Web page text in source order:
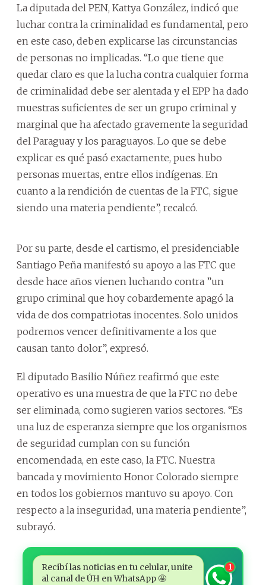
La diputada del PEN, Kattya González, indicó que
luchar contra la criminalidad es fundamental, pero
en este caso, deben explicarse las circunstancias
de personas no implicadas. “Lo que tiene que
quedar claro es que la lucha contra cualquier forma
de criminalidad debe ser alentada y el EPP ha dado
muestras suficientes de ser un grupo criminal y
marginal que ha afectado gravemente la seguridad
del Paraguay y los paraguayos. Lo que se debe
explicar es qué pasó exactamente, pues hubo
personas muertas, entre ellos indígenas. En
cuanto a la rendición de cuentas de la FTC, sigue
siendo una materia pendiente”, recalcó.
Por su parte, desde el cartismo, el presidenciable
Santiago Peña manifestó su apoyo a las FTC que
desde hace años vienen luchando contra ”un
grupo criminal que hoy cobardemente apagó la
vida de dos compatriotas inocentes. Solo unidos
podremos vencer definitivamente a los que
causan tanto dolor”, expresó.
El diputado Basilio Núñez reafirmó que este
operativo es una muestra de que la FTC no debe
ser eliminada, como sugieren varios sectores. “Es
una luz de esperanza siempre que los organismos
de seguridad cumplan con su función
encomendada, en este caso, la FTC. Nuestra
bancada y movimiento Honor Colorado siempre
en todos los gobiernos mantuvo su apoyo. Con
respecto a la inseguridad, una materia pendiente”,
subrayó.
Recibí las noticias en tu celular, unite
al canal de ÚH en WhatsApp 🤩
1